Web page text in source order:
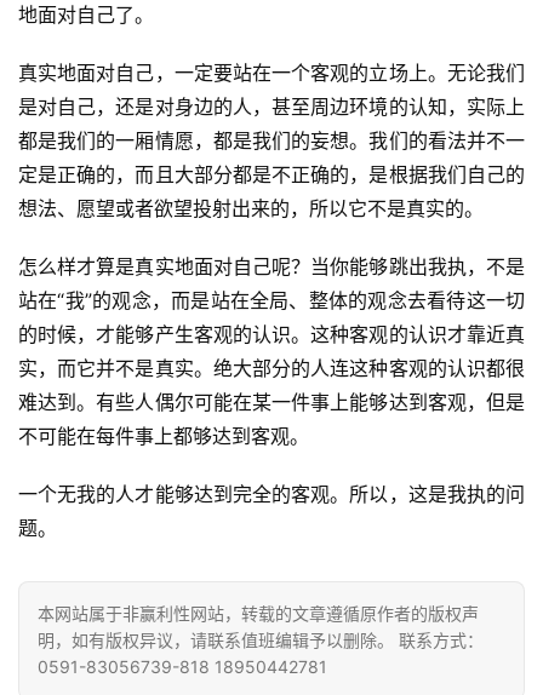
资
讯
点
僧
音
高
僧
访
心
提
地面对自己了。
真实地面对自己，一定要站在一个客观的立场上。无论我们
是对自己，还是对身边的人，甚至周边环境的认知，实际上
都是我们的一厢情愿，都是我们的妄想。我们的看法并不一
定是正确的，而且大部分都是不正确的，是根据我们自己的
想法、愿望或者欲望投射出来的，所以它不是真实的。
怎么样才算是真实地面对自己呢？当你能够跳出我执，不是
站在“我”的观念，而是站在全局、整体的观念去看待这一切
的时候，才能够产生客观的认识。这种客观的认识才靠近真
实，而它并不是真实。绝大部分的人连这种客观的认识都很
难达到。有些人偶尔可能在某一件事上能够达到客观，但是
不可能在每件事上都够达到客观。
一个无我的人才能够达到完全的客观。所以，这是我执的问
题。
本网站属于非赢利性网站，转载的文章遵循原作者的版权声
明，如有版权异议，请联系值班编辑予以删除。 联系方式：
0591-83056739-818 18950442781